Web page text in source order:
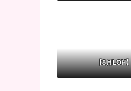
【8月LOH